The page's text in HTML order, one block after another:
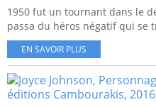
1950 fut un tournant dans le
passa du héros négatif qui se
EN SAVOIR PLUS